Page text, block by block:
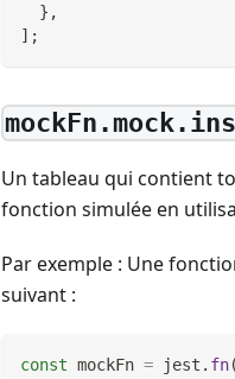
} ,
] ;
Un tableau qui contient
fonction simulée en
Par exemple : Une
suivant :
const mockFn = jest . fn(